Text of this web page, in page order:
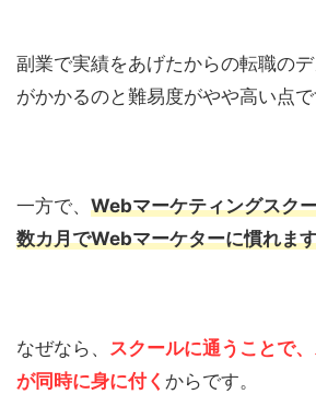
副業で実績をあげたからの転職の
がかかるのと難易度がやや高い点で
一方で、 Webマーケティングスク
数カ月でWebマーケターに慣れま
なぜなら、 スクールに通うことで
が同時に身に付く からです。